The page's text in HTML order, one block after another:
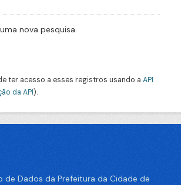
nova pesquisa.
ter acesso a esses registros usando a API
da API).
de Dados da Prefeitura da Cidade de